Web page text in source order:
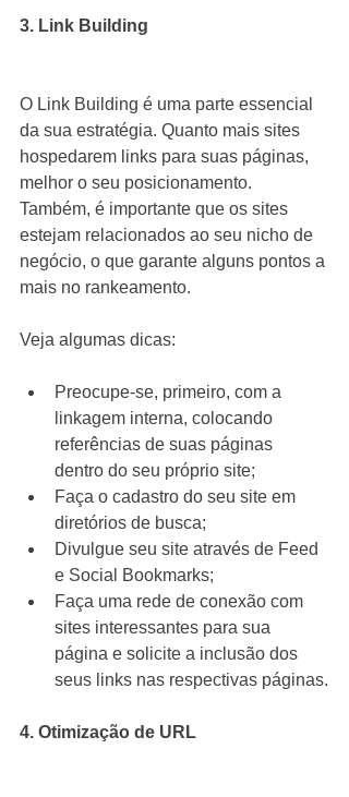
3. Link Building
O Link Building é uma parte essencial
da sua estratégia. Quanto mais sites
hospedarem links para suas páginas,
melhor o seu posicionamento.
Também, é importante que os sites
estejam relacionados ao seu nicho de
negócio, o que garante alguns pontos a
mais no rankeamento.
Veja algumas dicas:
Preocupe-se, primeiro, com a
linkagem interna, colocando
referências de suas páginas
dentro do seu próprio site;
Faça o cadastro do seu site em
diretórios de busca;
Divulgue seu site através de Feed
e Social Bookmarks;
Faça uma rede de conexão com
sites interessantes para sua
página e solicite a inclusão dos
seus links nas respectivas páginas.
4. Otimização de URL